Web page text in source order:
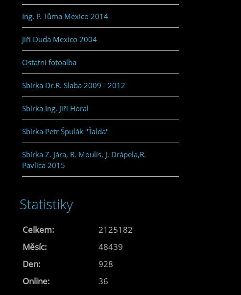
Ing. P. Tůma Mexico 2014
Jiří Duda Mexico 2004
Ostatní fotoalba
Sbírka Dr.R. Slaba 2009 - 2012
Sbírka Ing. Jiří Horal
Sbírka Petr Špulák "Ťalda"
Sbírka Z. Jára, R. Moulis, J. Drápela,R.
Pavlica 2015
Statistiky
Online: 36
Celkem:
2125182
Měsíc:
48439
Den:
928